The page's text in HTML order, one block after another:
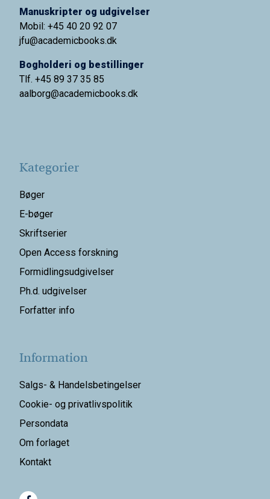
Manuskripter og udgivelser
Mobil: +45 40 20 92 07
jfu@academicbooks.dk
Bogholderi og bestillinger
Tlf. +45 89 37 35 85
aalborg@academicbooks.dk
Kategorier
Bøger
E-bøger
Skriftserier
Open Access forskning
Formidlingsudgivelser
Ph.d. udgivelser
Forfatter info
Information
Salgs- & Handelsbetingelser
Cookie- og privatlivspolitik
Persondata
Om forlaget
Kontakt